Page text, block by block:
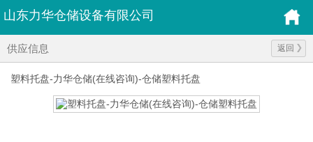
山东力华仓储设备有限公司
供应信息 返回
塑料托盘-力华仓储(在线咨询)-仓储塑料托盘